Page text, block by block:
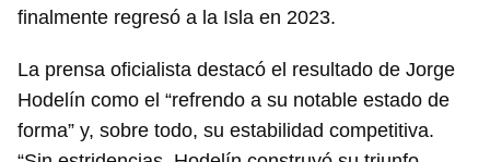
finalmente regresó a la Isla en 2023.
La prensa oficialista destacó el resultado de Jorge
Hodelín como el “refrendo a su notable estado de
forma” y, sobre todo, su estabilidad competitiva.